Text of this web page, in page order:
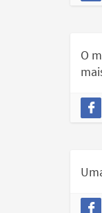
O